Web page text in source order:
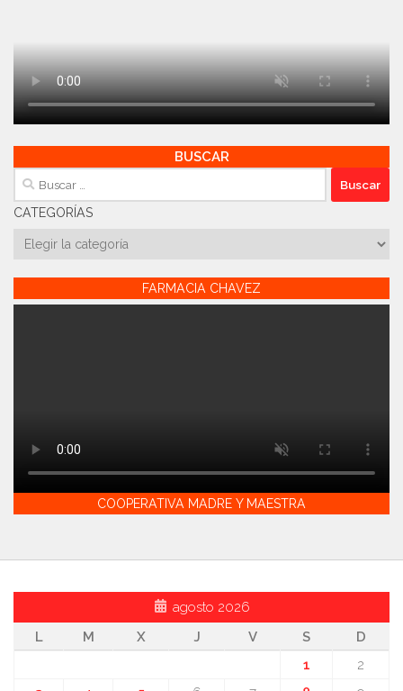
BUSCAR
Buscar:
CATEGORÍAS
Categorías
FARMACIA CHAVEZ
COOPERATIVA MADRE Y MAESTRA
agosto 2026
L
M X J V S
D
1
2